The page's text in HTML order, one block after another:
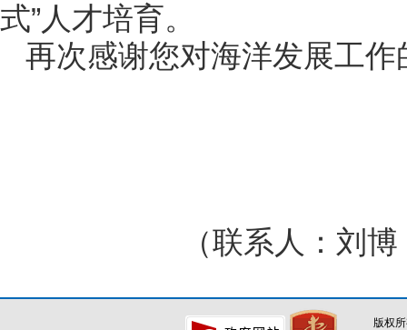
式”人才培育。
再次感谢您对海洋发展工
（联系人：刘
版权